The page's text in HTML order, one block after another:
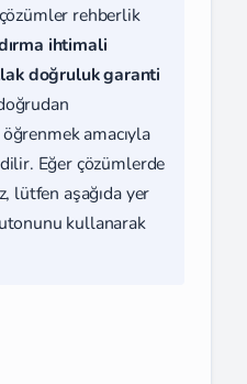
rehberlik
ihtimali
doğruluk garanti
amacıyla
Eğer çözümlerde
lütfen aşağıda yer
kullanarak